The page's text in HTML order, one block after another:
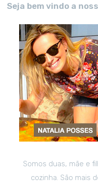
Seja bem vindo a
Somos duas, mãe e
cozinha. São mais